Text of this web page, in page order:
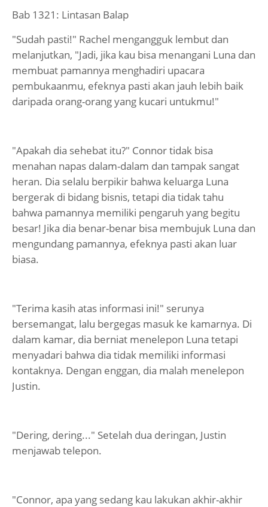
Bab 1321: Lintasan Balap
"Sudah pasti!" Rachel mengangguk lembut dan
melanjutkan, "Jadi, jika kau bisa menangani Luna dan
membuat pamannya menghadiri upacara
pembukaanmu, efeknya pasti akan jauh lebih baik
daripada orang-orang yang kucari untukmu!"
"Apakah dia sehebat itu?" Connor tidak bisa
menahan napas dalam-dalam dan tampak sangat
heran. Dia selalu berpikir bahwa keluarga Luna
bergerak di bidang bisnis, tetapi dia tidak tahu
bahwa pamannya memiliki pengaruh yang begitu
besar! Jika dia benar-benar bisa membujuk Luna dan
mengundang pamannya, efeknya pasti akan luar
biasa.
"Terima kasih atas informasi ini!" serunya
bersemangat, lalu bergegas masuk ke kamarnya. Di
dalam kamar, dia berniat menelepon Luna tetapi
menyadari bahwa dia tidak memiliki informasi
kontaknya. Dengan enggan, dia malah menelepon
Justin.
"Dering, dering..." Setelah dua deringan, Justin
menjawab telepon.
"Connor, apa yang sedang kau lakukan akhir-akhir